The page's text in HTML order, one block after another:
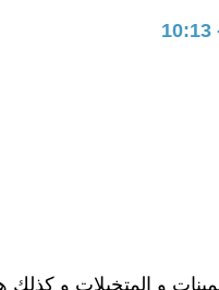
و المتخيلات و كذلك